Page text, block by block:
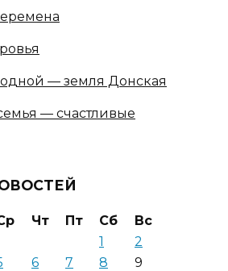
— земля Донская
— счастливые
Чт Пт Сб
Вс
1
2
6 7 8
9